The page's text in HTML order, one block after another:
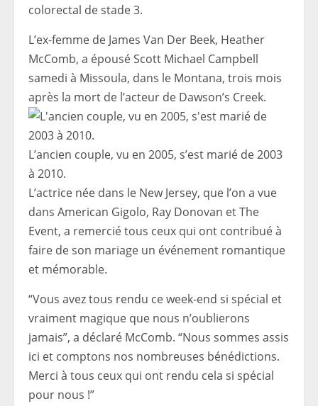
colorectal de stade 3.
L’ex-femme de James Van Der Beek, Heather
McComb, a épousé Scott Michael Campbell
samedi à Missoula, dans le Montana, trois mois
après la mort de l’acteur de Dawson’s Creek.
L’ancien couple, vu en 2005, s’est marié de 2003
à 2010.
L’actrice née dans le New Jersey, que l’on a vue
dans American Gigolo, Ray Donovan et The
Event, a remercié tous ceux qui ont contribué à
faire de son mariage un événement romantique
et mémorable.
“Vous avez tous rendu ce week-end si spécial et
vraiment magique que nous n’oublierons
jamais”, a déclaré McComb. “Nous sommes assis
ici et comptons nos nombreuses bénédictions.
Merci à tous ceux qui ont rendu cela si spécial
pour nous !”